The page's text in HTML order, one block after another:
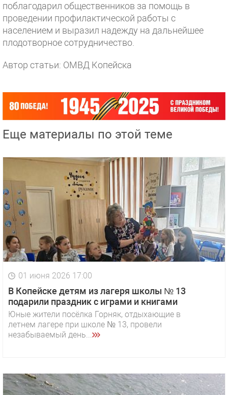
поблагодарил общественников за помощь в
проведении профилактической работы с
населением и выразил надежду на дальнейшее
плодотворное сотрудничество.
Автор статьи: ОМВД Копейска
Еще материалы по этой теме
01 июня 2026 17:00
В Копейске детям из лагеря школы № 13
подарили праздник с играми и книгами
Юные жители посёлка Горняк, отдыхающие в
летнем лагере при школе № 13, провели
незабываемый день...